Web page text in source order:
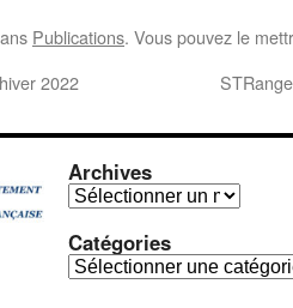
Publications. Vous pouvez le
2022
Archives
Archives
Catégories
Catégories